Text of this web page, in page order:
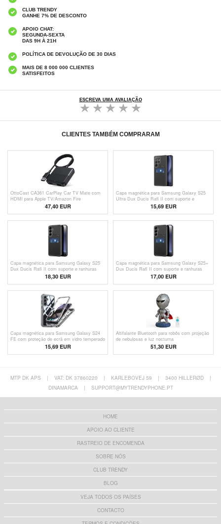
CLUB TRENDY
GANHE 7% DE DESCONTO
APOIO CHAT:
SEGUNDA-SEXTA
DAS 9H À 21H
POLÍTICA DE DEVOLUÇÃO DE 30 DIAS
MAIS DE 8 000 000 CLIENTES
SATISFEITOS
ESCREVA UMA AVALIAÇÃO
CLIENTES TAMBÉM COMPRARAM
OttoCast CA361 CarPlay Car TV Mate com
HDMI para Apple TV/Amazon Fire
47,40 EUR
Capa magnética para Samsung Galaxy S25
Ultra Dux Ducis Rafi II com suporte e
ranhuras para cartões - Preto
15,69 EUR
Capa magnética para Samsung Galaxy S25
Dux Ducis Rafi II com suporte e ranhuras
para cartões - Preto18,30 EUR
Capa magnética para Samsung Galaxy S25+
Dux Ducis Rafi II com suporte e ranhuras
para cartões - Preto17,00 EUR
Capa magnética para Samsung Galaxy S24
FE com proteção de ecrã em vidro temperado
- Compatível com MagSafe - Cinzento
15,69 EUR
Altifalante Bluetooth para robôs com projeção
de nebulosas e luz nocturna
51,30 EUR
MTP DK APS | VAT: DK 37860220 | KARLEBOVEJ 59 | 3400 HILLERØD
|
DINAMARCA
| SUPPORT@MYTRENDYPHONE.PT
HOME
APOIO AO CLIENTE
RASTREIO DE ENCOMENDA
SOBRE NÓS
CLUB TRENDY
BLOG
VEJA TODOS OS PAÍSES
CONTACTO